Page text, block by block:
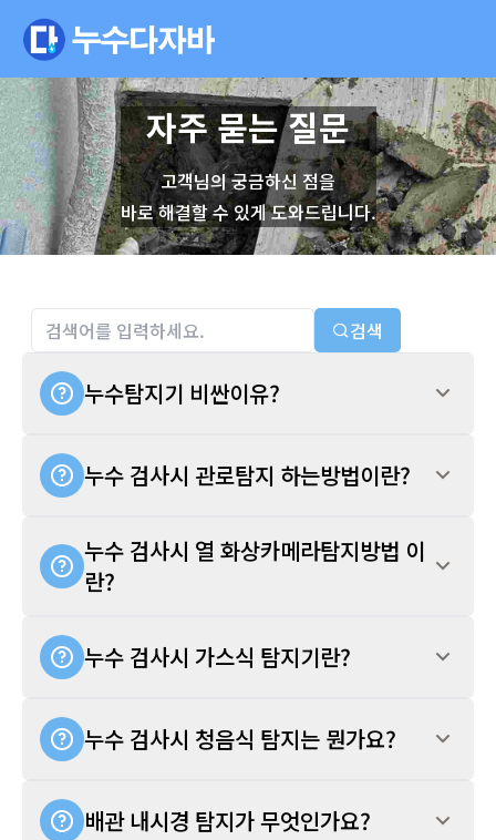
자주 묻는 질문
고객님의 궁금하신 점을
바로 해결할 수 있게 도와드립니다.
검색
누수탐지기 비싼이유?
누수 검사시 관로탐지 하는방법이란?
누수 검사시 열 화상카메라탐지방법 이
란?
누수 검사시 가스식 탐지기란?
누수 검사시 청음식 탐지는 뭔가요?
배관 내시경 탐지가 무엇인가요?